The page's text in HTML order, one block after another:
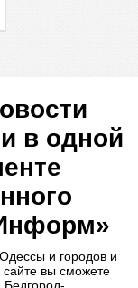
в одной
и городов и
вы сможете
Бедгород-